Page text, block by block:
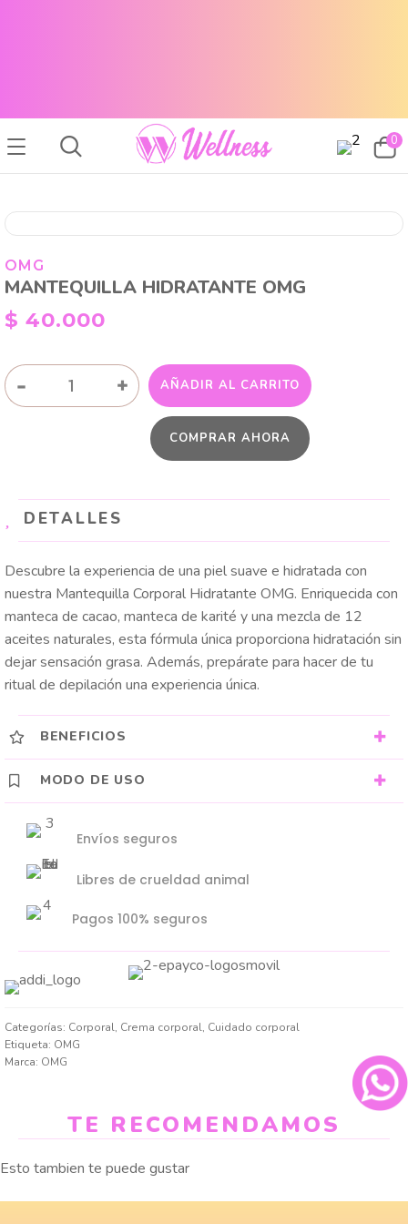
0
OMG
MANTEQUILLA HIDRATANTE OMG
$ 40.000
-
MANTEQUILLA
HIDRATANTE+ AÑADIR AL CARRITO
COMPRAR AHORA
DETALLES
Descubre la experiencia de una piel suave e hidratada con
nuestra Mantequilla Corporal Hidratante OMG. Enriquecida con
manteca de cacao, manteca de karité y una mezcla de 12
aceites naturales, esta fórmula única proporciona hidratación sin
dejar sensación grasa. Además, prepárate para hacer de tu
ritual de depilación una experiencia única.
BENEFICIOS
MODO DE USO
Envíos seguros
Libres de crueldad animal
Pagos 100% seguros
Categorías: Corporal, Crema corporal, Cuidado corporal
Etiqueta: OMG
Marca: OMG
TE RECOMENDAMOS
Esto tambien te puede gustar